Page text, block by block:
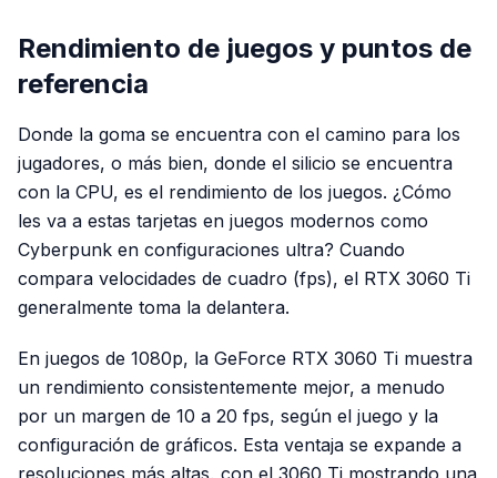
Rendimiento de juegos y puntos de
referencia
Donde la goma se encuentra con el camino para los
jugadores, o más bien, donde el silicio se encuentra
con la CPU, es el rendimiento de los juegos. ¿Cómo
les va a estas tarjetas en juegos modernos como
Cyberpunk en configuraciones ultra? Cuando
compara velocidades de cuadro (fps), el RTX 3060 Ti
generalmente toma la delantera.
En juegos de 1080p, la GeForce RTX 3060 Ti muestra
un rendimiento consistentemente mejor, a menudo
por un margen de 10 a 20 fps, según el juego y la
configuración de gráficos. Esta ventaja se expande a
resoluciones más altas, con el 3060 Ti mostrando una